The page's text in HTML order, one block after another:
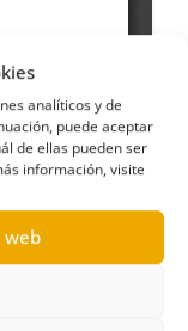
analíticos y de
puede aceptar
de ellas pueden ser
información, visite